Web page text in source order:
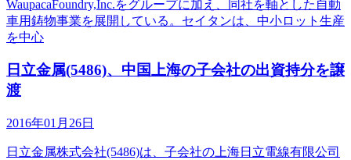
WaupacaFoundry,Inc.をグループに加え、同社を軸とした自動
車用鋳物事業を展開している。セイタンは、中小ロット生産
を中心
日立金属(5486)、中国上海の子会社の出資持分を譲
渡
2016年01月26日
日立金属株式会社(5486)は、子会社の上海日立電線有限公司